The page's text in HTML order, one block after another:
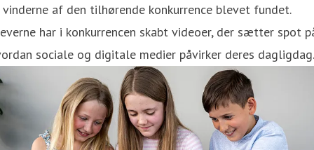
vinderne af den tilhørende konkurrence blevet fundet.
har i konkurrencen skabt videoer, der sætter spot
sociale og digitale medier påvirker deres dagligdag.